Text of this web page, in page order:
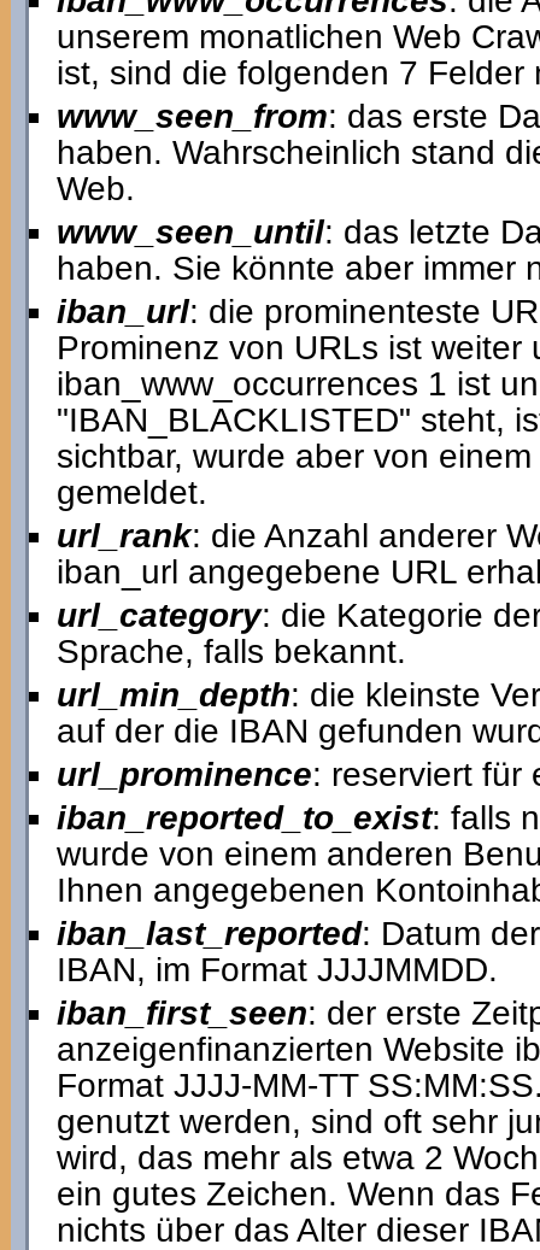
unserem monatlichen Web
ist, sind die folgenden 7 Felder
www_seen_from: das erste
haben. Wahrscheinlich stand
Web.
www_seen_until: das letzte
haben. Sie könnte aber immer
iban_url: die prominenteste
Prominenz von URLs ist weiter
iban_www_occurrences 1 ist
"IBAN_BLACKLISTED" steht,
sichtbar, wurde aber von
gemeldet.
url_rank: die Anzahl anderer
iban_url angegebene URL
url_category: die Kategorie
Sprache, falls bekannt.
url_min_depth: die kleinste
auf der die IBAN gefunden
url_prominence: reserviert für
iban_reported_to_exist: falls
wurde von einem anderen
Ihnen angegebenen
iban_last_reported: Datum
IBAN, im Format JJJJMMDD.
iban_first_seen: der erste
anzeigenfinanzierten Website
Format JJJJ-MM-TT
genutzt werden, sind oft sehr
wird, das mehr als etwa 2
ein gutes Zeichen. Wenn das
nichts über das Alter dieser